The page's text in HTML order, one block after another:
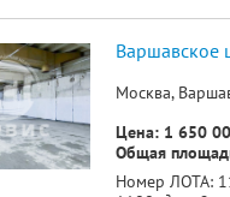
Варшавское
Москва,
Цена: 1 650
Общая
Номер ЛОТА: